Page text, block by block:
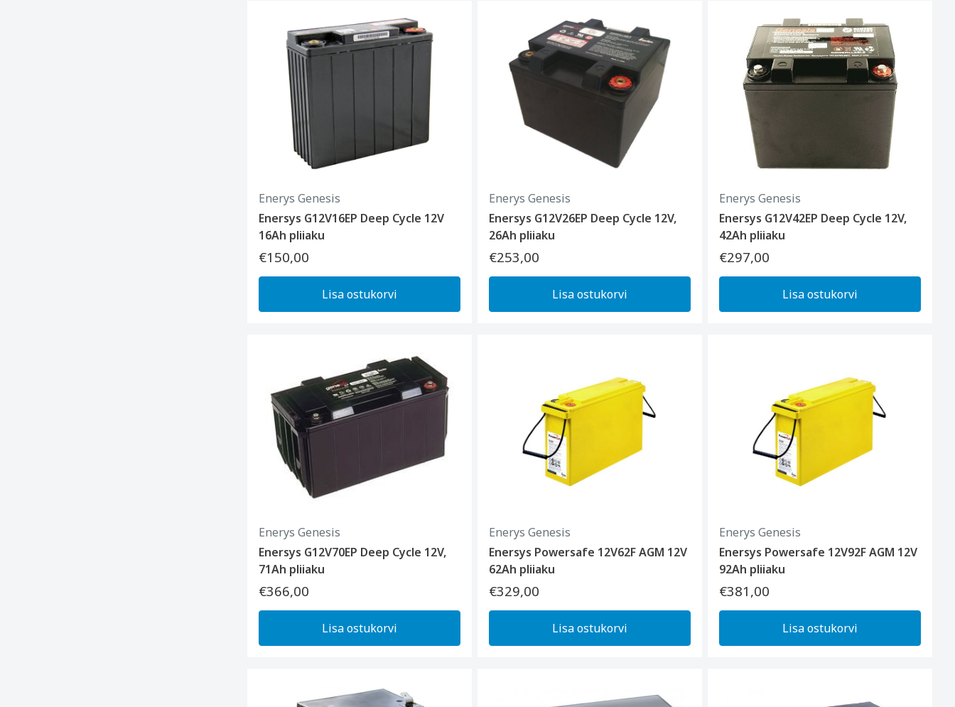
Enerys Genesis
Enersys G12V16EP Deep Cycle 12V
16Ah pliiaku
€150,00
Lisa ostukorvi
Enerys Genesis
Enersys G12V26EP Deep Cycle 12V,
26Ah pliiaku
€253,00
Lisa ostukorvi
Enerys Genesis
Enersys G12V42EP Deep Cycle 12V,
42Ah pliiaku
€297,00
Lisa ostukorvi
Enerys Genesis
Enersys G12V70EP Deep Cycle 12V,
71Ah pliiaku
€366,00
Lisa ostukorvi
Enerys Genesis
Enersys Powersafe 12V62F AGM 12V
62Ah pliiaku
€329,00
Lisa ostukorvi
Enerys Genesis
Enersys Powersafe 12V92F AGM 12V
92Ah pliiaku
€381,00
Lisa ostukorvi